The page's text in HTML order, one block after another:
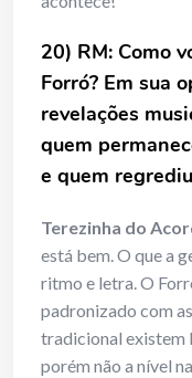
20) RM: Como
Forró? Em sua
revelações
quem
e quem
Terezinha do
está bem. O que a
ritmo e letra. O
padronizado com
tradicional existem
porém não a nível